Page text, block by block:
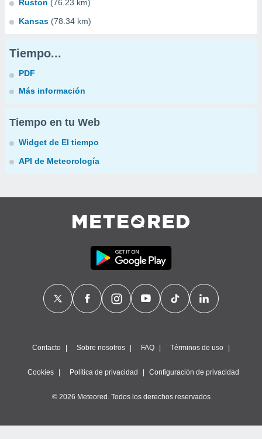
Ruston (76.23 km)
Kansas (78.34 km)
Tiempo...
PDF
Más información
Tiempo en tu Web
Widget de El tiempo
API de Meteorología
Contacto Sobre nosotros FAQ Términos de uso
Cookies Política de privacidad Configuración de privacidad
© 2026 Meteored. Todos los derechos reservados